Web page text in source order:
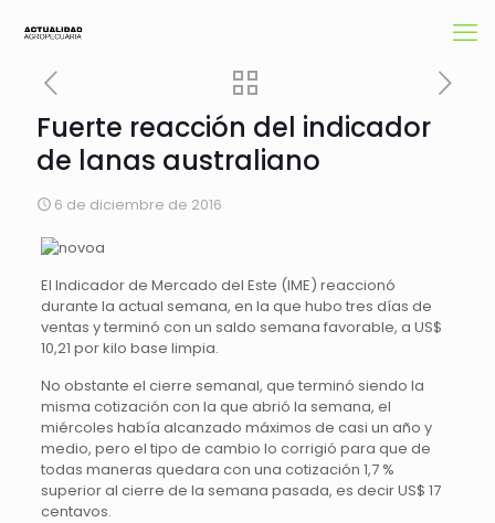
Fuerte reacción del indicador
de lanas australiano
6 de diciembre de 2016
El Indicador de Mercado del Este (IME) reaccionó
durante la actual semana, en la que hubo tres días de
ventas y terminó con un saldo semana favorable, a US$
10,21 por kilo base limpia.
No obstante el cierre semanal, que terminó siendo la
misma cotización con la que abrió la semana, el
miércoles había alcanzado máximos de casi un año y
medio, pero el tipo de cambio lo corrigió para que de
todas maneras quedara con una cotización 1,7 %
superior al cierre de la semana pasada, es decir US$ 17
centavos.